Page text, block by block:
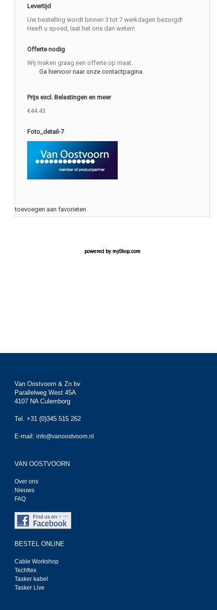
Levertijd
Uw bestelling wordt binnen 3 tot 7 werkdagen bezorgd!
Heeft u spoed, laat het ons dan weten!
Offerte nodig
Wij maken graag een offerte op maat.
Ga hiervoor naar onze contactpagina.
Prijs excl. Belastingen en meer
€44.43
Foto_detail-7
toevoegen aan favorieten
powered by myShop.com
Van Oostvoorn & Zn bv
Parallelweg West 45A
4107 NA Culemborg
Tel. +31 (0)345 515 262
E-mail: info@vanoostvoorn.nl
VAN OOSTVOORN
Over ons
Nieuws
FAQ
BESTEL ONLINE
Cable Workshop
Techflex
Tasker kabel
Tasker Live